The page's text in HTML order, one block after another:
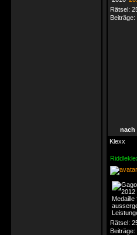
Rätsel:
Beiträge:
nach
Klexx
Rätsel:
Beiträge: